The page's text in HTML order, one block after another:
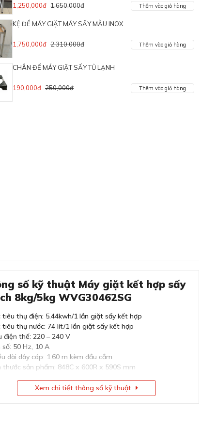
1,250,000đ 1,650,000đ Thêm vào giỏ hàng
KỆ ĐỂ MÁY GIẶT MÁY SẤY MẪU INOX
1,750,000đ 2,310,000đ Thêm vào giỏ hàng
CHÂN ĐẾ MÁY GIẶT SẤY TỦ LẠNH
190,000đ 250,000đ Thêm vào giỏ hàng
số kỹ thuật Máy giặt kết hợp sấy
8kg/5kg WVG30462SG
tiêu thụ điện: 5.44kwh/1 lần giặt sấy kết hợp
tiêu thụ nước: 74 lít/1 lần giặt sấy kết hợp
điện thế: 220 – 240 V
50 Hz, 10 A
dài dây cáp: 1.60 m kèm đầu cắm
thước sản phẩm: 848C x 600R x 590S mm
Xem chi tiết thông số kỹ thuật